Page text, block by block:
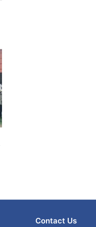
Contact Us